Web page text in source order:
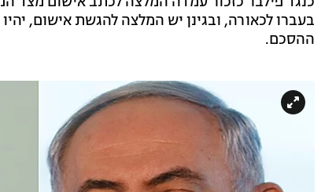
בעברו לכאורה, ובגינן יש המלצה להגשת אישום,
ההסכם.